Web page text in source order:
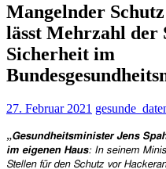
Mangelnder
lässt Mehrzahl der
Sicherheit im
27. Februar 2021
„Gesundheitsminister Jens
im eigenen Haus: In seinem
Stellen für den Schutz vor